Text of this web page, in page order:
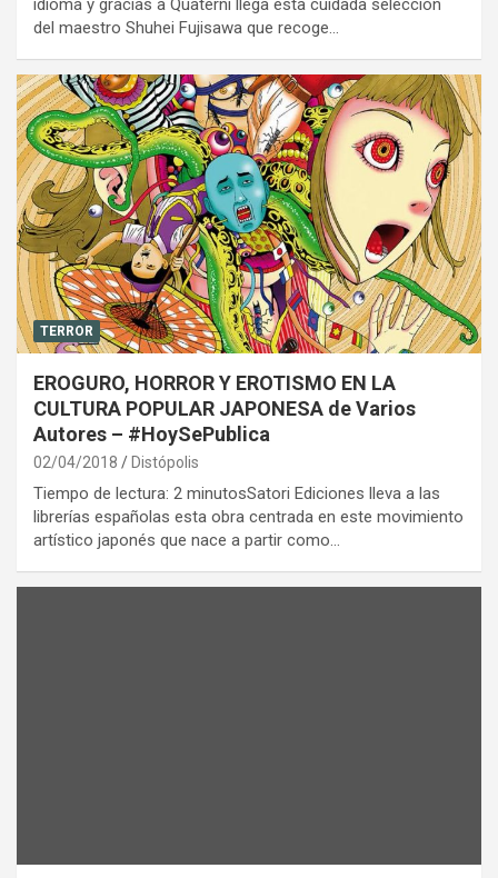
idioma y gracias a Quaterni llega esta cuidada selección
del maestro Shuhei Fujisawa que recoge…
TERROR
EROGURO, HORROR Y EROTISMO EN LA
CULTURA POPULAR JAPONESA de Varios
Autores – #HoySePublica
02/04/2018 Distópolis
Tiempo de lectura: 2 minutosSatori Ediciones lleva a las
librerías españolas esta obra centrada en este movimiento
artístico japonés que nace a partir como…